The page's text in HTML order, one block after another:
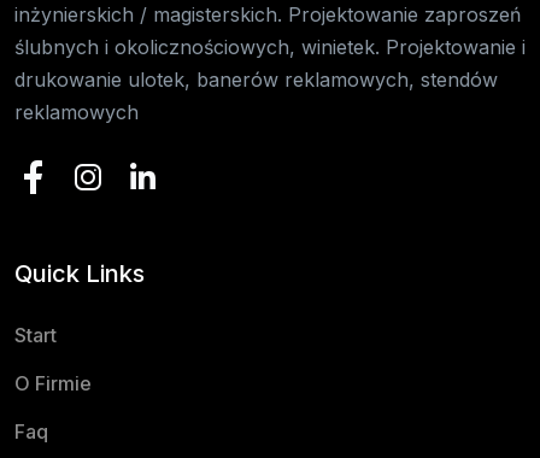
inżynierskich / magisterskich. Projektowanie zaproszeń
ślubnych i okolicznościowych, winietek. Projektowanie i
drukowanie ulotek, banerów reklamowych, stendów
reklamowych
Quick Links
Start
O Firmie
Faq